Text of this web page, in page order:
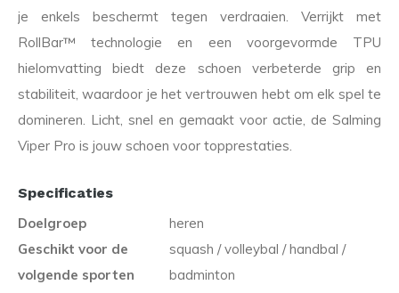
je enkels beschermt tegen verdraaien. Verrijkt met
RollBar™ technologie en een voorgevormde TPU
hielomvatting biedt deze schoen verbeterde grip en
stabiliteit, waardoor je het vertrouwen hebt om elk spel te
domineren. Licht, snel en gemaakt voor actie, de Salming
Viper Pro is jouw schoen voor topprestaties.
Specificaties
Doelgroep
heren
Geschikt voor de
volgende sporten
squash / volleybal / handbal /
badminton